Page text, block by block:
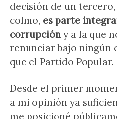
decisión de un tercero,
colmo, es parte
corrupción y a la que
renunciar bajo ningún
que el Partido Popular.
Desde el primer
a mi opinión ya
me posicioné